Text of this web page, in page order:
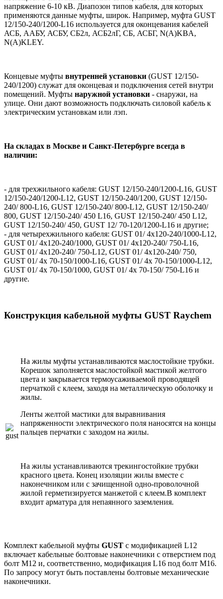
напряжение 6-10 кВ. Диапозон типов кабеля, для которых
применяются данные муфты, широк. Например, муфта GUST
12/150-240/1200-L16 используется для оконцевания кабелей
АСБ, ААБУ, АСБУ, СБ2л, АСБ2лГ, СБ, АСБГ, N(A)KBA,
N(A)KLEY.
Концевые муфты внутренней установки (GUST 12/150-
240/1200) служат для оконцевая и подключения сетей внутри
помещений. Муфты наружной установки - снаружи, на
улице. Они дают возможность подключать силовой кабель к
электрическим установкам или лэп.
На складах в Москве и Санкт-Петербурге всегда в
наличии:
- для трехжильного кабеля: GUST 12/150-240/1200-L16, GUST
12/150-240/1200-L12, GUST 12/150-240/1200, GUST 12/150-
240/ 800-L16, GUST 12/150-240/ 800-L12, GUST 12/150-240/
800, GUST 12/150-240/ 450 L16, GUST 12/150-240/ 450 L12,
GUST 12/150-240/ 450, GUST 12/ 70-120/1200-L16 и другие;
- для четырехжильного кабеля: GUST 01/ 4x120-240/1000-L12,
GUST 01/ 4x120-240/1000, GUST 01/ 4x120-240/ 750-L16,
GUST 01/ 4x120-240/ 750-L12, GUST 01/ 4x120-240/ 750,
GUST 01/ 4x 70-150/1000-L16, GUST 01/ 4x 70-150/1000-L12,
GUST 01/ 4x 70-150/1000, GUST 01/ 4x 70-150/ 750-L16 и
другие.
Конструкция кабельной муфты GUST Raychem
На жилы муфты устанавливаются маслостойкие трубки.
Корешок заполняется маслостойкой мастикой желтого
цвета и закрывается термоусаживаемой проводящей
перчаткой с клеем, заходя на металлическую оболочку и
жилы.
Ленты желтой мастики для выравнивания
напряженности электрического поля наносятся на концы
пальцев перчатки с заходом на жилы.
На жилы устанавливаются трекингостойкие трубки
красного цвета. Конец изоляции жилы вместе с
наконечником или с зачищенной одно-проволочной
жилой герметизируется манжетой с клеем.В комплект
входит арматура для непаянного заземления.
Комплект кабельной муфты GUST с модификацией L12
включает кабельные болтовые наконечники с отверстием под
болт М12 и, соответственно, модификация L16 под болт М16.
По запросу могут быть поставлены болтовые механические
наконечники.